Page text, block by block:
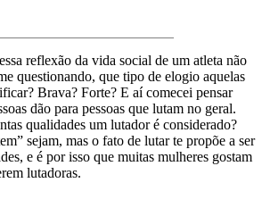
reflexão da vida social de um atleta não
questionando, que tipo de elogio aquelas
Brava? Forte? E aí comecei pensar
dão para pessoas que lutam no geral.
qualidades um lutador é considerado?
sejam, mas o fato de lutar te propõe a ser
e é por isso que muitas mulheres gostam
lutadoras.